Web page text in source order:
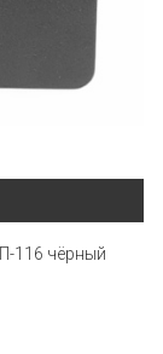
116 чёрный